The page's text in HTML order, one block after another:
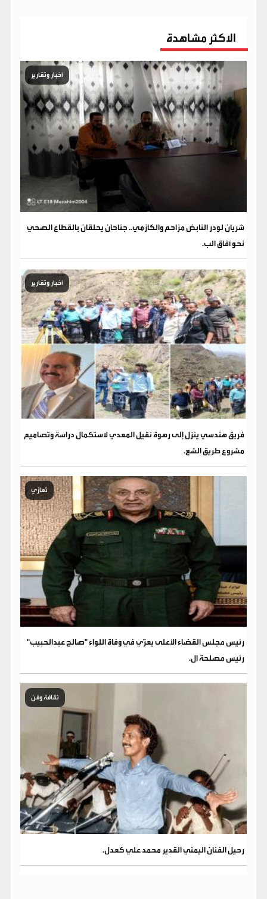
الاكثر مشاهدة
أخبار وتقارير
شريان لودر النابض مزاحم والكازمي.. جناحان يحلقان بالقطاع الصحي
نحو آفاق الب.
أخبار وتقارير
فريق هندسي ينزل إلى رهوة نقيل المعدي لاستكمال دراسة وتصاميم
مشروع طريق الشع.
تعازي
رئيس مجلس القضاء الأعلى يعزّي في وفاة اللواء "صالح عبدالحبيب"
رئيس مصلحة ال.
ثقافة وفن
رحيل الفنان اليمني القدير محمد علي كعدل.